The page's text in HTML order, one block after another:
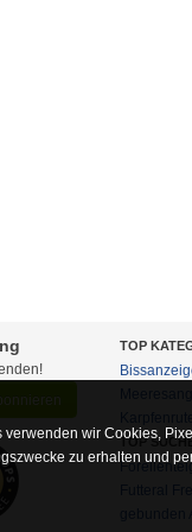
TOP
TOP
wir Cookies,
zu erhalten und